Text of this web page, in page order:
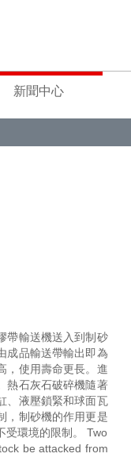
新聞中心
帶輸送機送入到制砂
成品輸送帶輸出即為
，使用壽命更長。進
熱石灰石破碎機隨著
、液壓鎖緊和球面瓦
，制砂機的作用更是
受環境的限制。 Two
be attacked from